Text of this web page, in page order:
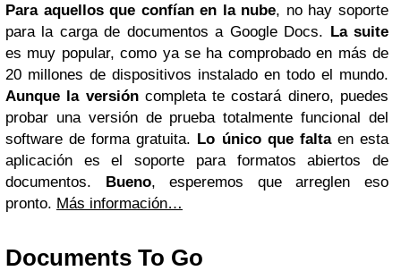
Para aquellos que confían en la nube, no hay soporte
para la carga de documentos a Google Docs. La suite
es muy popular, como ya se ha comprobado en más de
20 millones de dispositivos instalado en todo el mundo.
Aunque la versióncompleta te costará dinero, puedes
probar una versión de prueba totalmente funcional del
software de forma gratuita. Lo único que faltaen esta
aplicación es el soporte para formatos abiertos de
documentos. Bueno, esperemos que arreglen eso
pronto. Más información…
Documents To Go